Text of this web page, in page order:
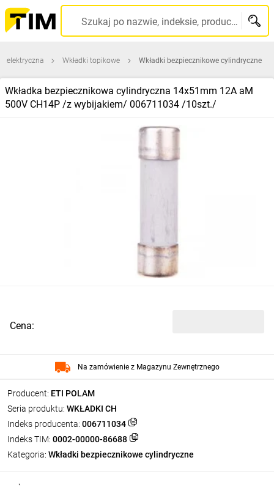
Szukaj po nazwie, indeksie, producencie, kodzie kreskowym...
elektryczna Wkładki topikowe Wkładki bezpiecznikowe cylindryczne
Wkładka bezpiecznikowa cylindryczna 14x51mm 12A aM
500V CH14P /z wybijakiem/ 006711034 /10szt./
Producent: ETI POLAM
Seria produktu: WKŁADKI CH
Indeks producenta: 006711034
Indeks TIM: 0002-00000-86688
Kategoria: Wkładki bezpiecznikowe cylindryczne
Cena:
Na zamówienie z Magazynu Zewnętrznego